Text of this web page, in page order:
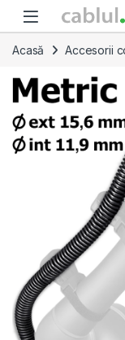
Skip to navigation
Skip to content
Acasă Accesorii